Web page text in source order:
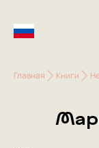
Главная Книги